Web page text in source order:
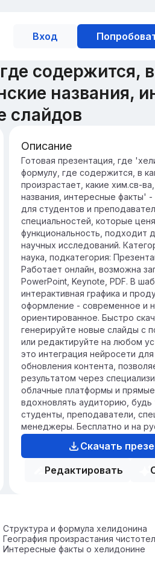
Вход
содержится,
названия,
слайдов
Введение в тему
Хелидонин - это алкалоид,
содержится в растении
своими фармакологическими
Изучение хелидонина важно
его потенциального
медицине и фармакологии.
Описание
Готовая презентация, где
формулу, где содержится, в
произрастает, какие хим.св-
названия, интересные факты'
для студентов и
специальностей, которые
функциональность, подходит
научных исследований.
наука, подкатегория:
Работает онлайн, возможна
PowerPoint, Keynote, PDF. В
интерактивная графика и
оформление - современное и
ориентированное. Быстро
генерируйте новые слайды с
или редактируйте на любом
это интеграция нейросети
обновления контента,
результатом через
облачные платформы и прямые
вдохновлять аудиторию, будь
студенты, преподаватели,
менеджеры. Бесплатно и на
Скачать
Редактировать
Структура и формула хелидонина
География произрастания
Интересные факты о хелидонине